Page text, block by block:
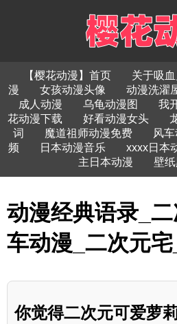
【樱花动漫】首页 关于吸
漫
女孩动漫头像 动漫洗濯
成人动漫
乌龟动漫图 我
花动漫下载
好看动漫女头
词
魔道祖师动漫免费 风
频
日本动漫音乐 xxxx日本
主日本动漫
壁
动漫经典语录_
车动漫_二次元
你觉得二次元可爱萝